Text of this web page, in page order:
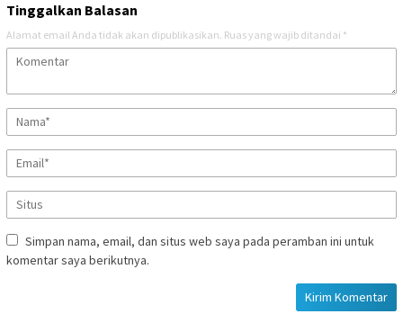
Tinggalkan Balasan
Alamat email Anda tidak akan dipublikasikan. Ruas yang wajib ditandai *
Simpan nama, email, dan situs web saya pada peramban ini untuk
komentar saya berikutnya.